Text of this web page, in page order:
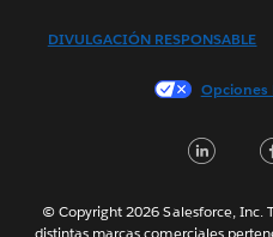
Français
한
DIVULGACIÓN RESPONSABLE
Opciones
© Copyright 2026 Salesforce, Inc.
distintas marcas comerciales